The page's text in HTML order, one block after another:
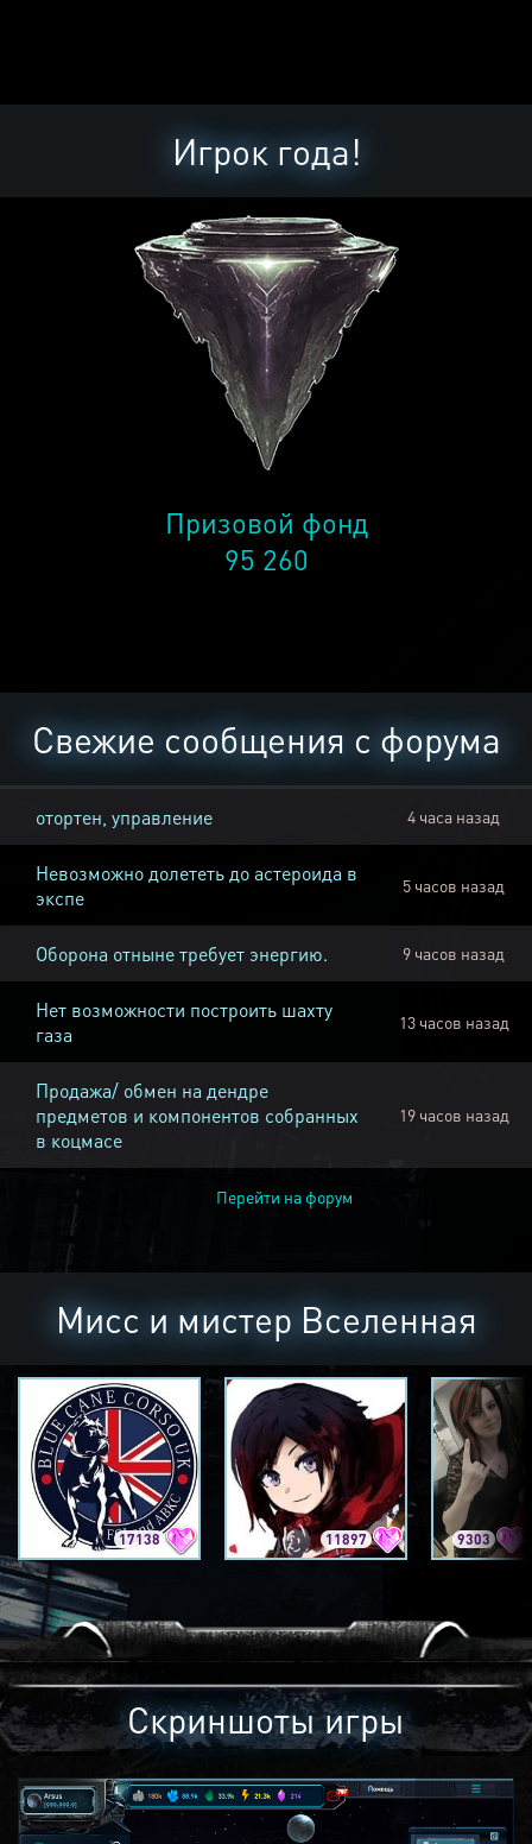
Игрок года!
Призовой фонд
95 260
Свежие сообщения с форума
отортен, управление 4 часа назад
Невозможно долететь до астероида в
экспе
5 часов назад
Оборона отныне требует энергию. 9 часов назад
Нет возможности построить шахту
газа
13 часов назад
Продажа/ обмен на дендре
предметов и компонентов собранных
в коцмасе
19 часов назад
Перейти на форум
Мисс и мистер Вселенная
17138 11897 9303
Скриншоты игры